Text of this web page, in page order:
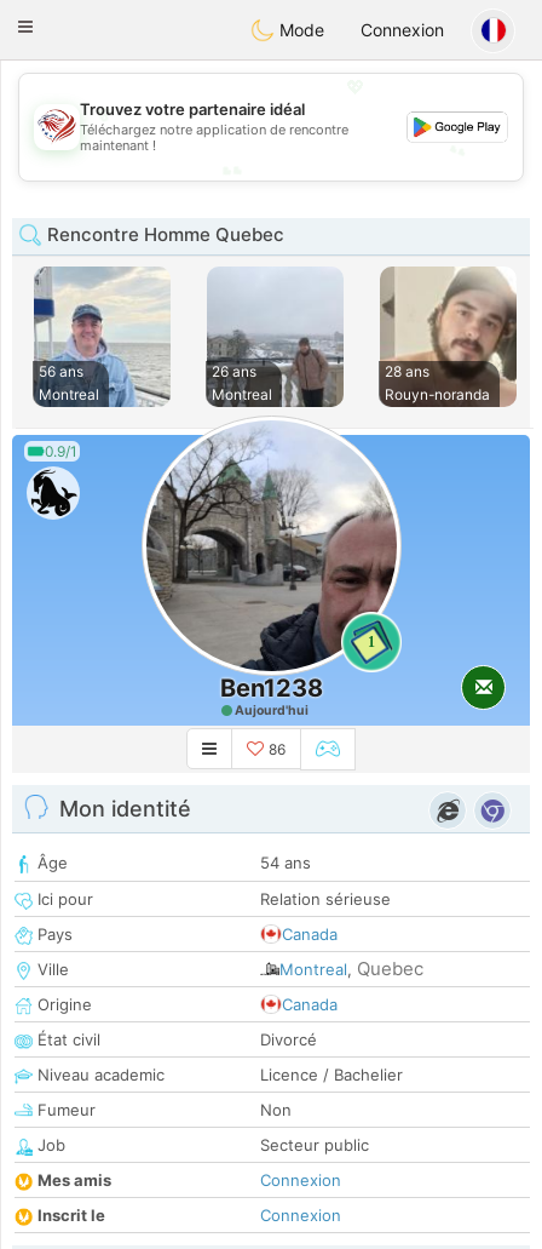
StatesDating
Toggle
Mode Connexion
💖
💕
Trouvez votre partenaire idéal
Téléchargez notre application de rencontre
maintenant !
Rencontre Homme Quebec
56 ans
Montreal
26 ans
Montreal
28 ans
Rouyn-noranda
0.9/1
1
Ben1238
Aujourd'hui
86
Mon identité
Âge
54 ans
Ici pour
Relation sérieuse
Pays
Canada
Ville
Montreal, Quebec
Origine
Canada
État civil
Divorcé
Niveau academic
Licence / Bachelier
Fumeur
Non
Job
Secteur public
Mes amis
Connexion
Inscrit le
Connexion